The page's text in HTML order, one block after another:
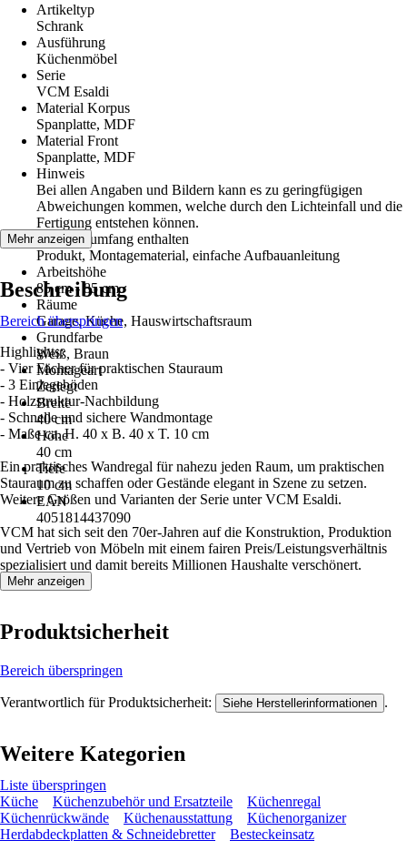
Artikeltyp
Schrank
Ausführung
Küchenmöbel
Serie
VCM Esaldi
Material Korpus
Spanplatte, MDF
Material Front
Spanplatte, MDF
Hinweis
Bei allen Angaben und Bildern kann es zu geringfügigen
Abweichungen kommen, welche durch den Lichteinfall und die
Fertigung entstehen können.
Im Lieferumfang enthalten
Produkt, Montagematerial, einfache Aufbauanleitung
Arbeitshöhe
85 cm - 85 cm
Räume
Garage, Küche, Hauswirtschaftsraum
Grundfarbe
Weiß, Braun
Montageart
Zerlegt
Breite
40 cm
Höhe
40 cm
Tiefe
10 cm
EAN
4051814437090
Mehr anzeigen
Beschreibung
Bereich überspringen
Highlights:
- Vier Fächer für praktischen Stauraum
- 3 Einlegeböden
- Holzstruktur-Nachbildung
- Schnelle und sichere Wandmontage
- Maße ca. H. 40 x B. 40 x T. 10 cm
Ein praktisches Wandregal für nahezu jeden Raum, um praktischen
Stauraum zu schaffen oder Gestände elegant in Szene zu setzen.
Weitere Größen und Varianten der Serie unter VCM Esaldi.
VCM hat sich seit den 70er-Jahren auf die Konstruktion, Produktion
und Vertrieb von Möbeln mit einem fairen Preis/Leistungsverhältnis
spezialisiert und damit bereits Millionen Haushalte verschönert.
Mehr anzeigen
Produktsicherheit
Bereich überspringen
Verantwortlich für Produktsicherheit: Siehe Herstellerinformationen .
Weitere Kategorien
Liste überspringen
Küche
Küchenzubehör und Ersatzteile
Küchenregal
Küchenrückwände
Küchenausstattung
Küchenorganizer
Herdabdeckplatten & Schneidebretter
Besteckeinsatz